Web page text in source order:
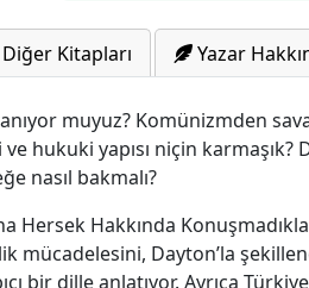
Diğer Kitapları Yazar
muyuz? Komünizmden
ve hukuki yapısı niçin
nasıl bakmalı?
Hersek Hakkında
mücadelesini, Dayton’la
bir dille anlatıyor. Ayrıca